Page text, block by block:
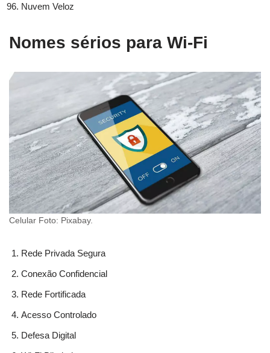
Nuvem Veloz
Nomes sérios para Wi-Fi
Celular Foto: Pixabay.
Rede Privada Segura
Conexão Confidencial
Rede Fortificada
Acesso Controlado
Defesa Digital